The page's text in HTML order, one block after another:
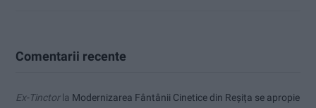
Comentarii recente
Ex-Tinctorla Modernizarea Fântânii Cinetice din Reșița se apropie